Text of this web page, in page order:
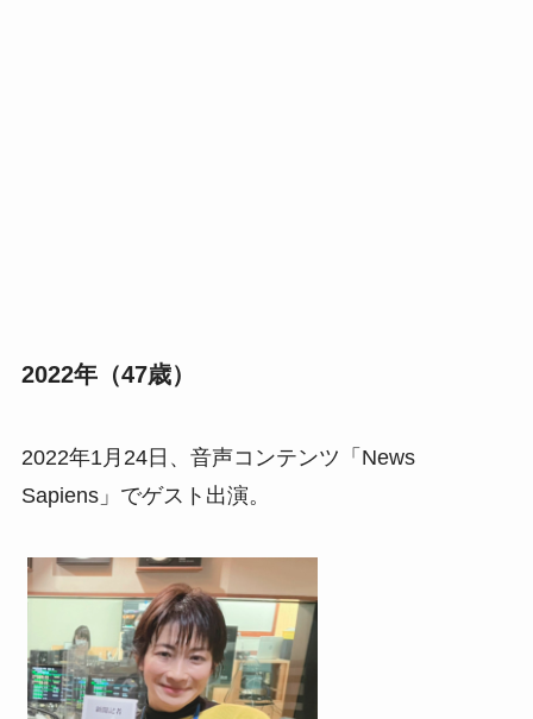
2022年（47歳）
2022年1月24日、音声コンテンツ「News
Sapiens」でゲスト出演。